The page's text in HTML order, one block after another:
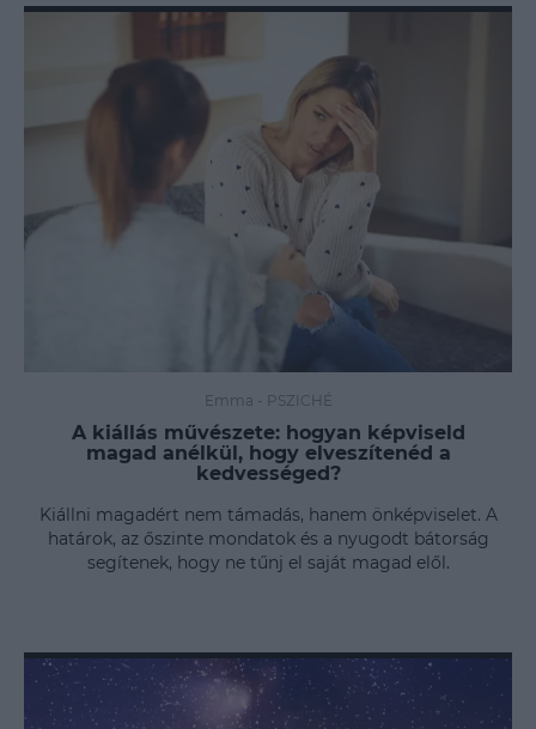
Emma - PSZICHÉ
A kiállás művészete: hogyan képviseld
magad anélkül, hogy elveszítenéd a
kedvességed?
Kiállni magadért nem támadás, hanem önképviselet. A
határok, az őszinte mondatok és a nyugodt bátorság
segítenek, hogy ne tűnj el saját magad elől.